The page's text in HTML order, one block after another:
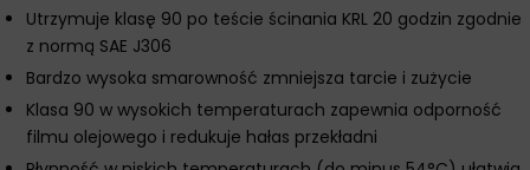
Utrzymuje klasę 90 po teście ścinania KRL 20 godzin zgodnie
z normą SAE J306
Bardzo wysoka smarowność zmniejsza tarcie i zużycie
Klasa 90 w wysokich temperaturach zapewnia odporność
filmu olejowego i redukuje hałas przekładni